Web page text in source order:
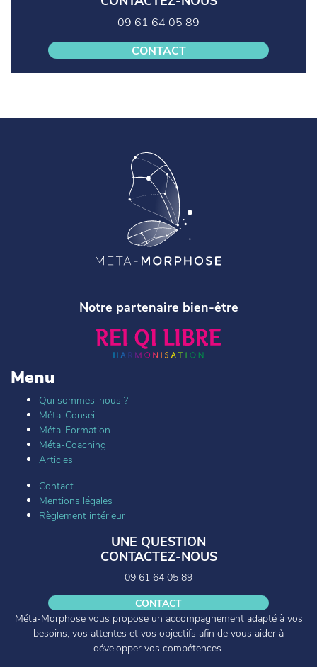
09 61 64 05 89
CONTACT
Notre partenaire bien-être
Menu
Qui sommes-nous ?
Méta-Conseil
Méta-Formation
Méta-Coaching
Articles
Contact
Mentions légales
Règlement intérieur
UNE QUESTION
CONTACTEZ-NOUS
09 61 64 05 89
CONTACT
Méta-Morphose vous propose un accompagnement adapté à vos
besoins, vos attentes et vos objectifs afin de vous aider à
développer vos compétences.